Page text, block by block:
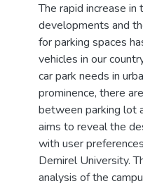
The rapid increase
developments and
for parking spaces
vehicles in our
car park needs in
prominence, there
between parking lot
aims to reveal the
with user
Demirel University.
analysis of the